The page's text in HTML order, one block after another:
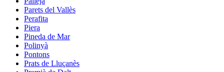
Parets del Vallès
Perafita
Piera
Pineda de Mar
Polinyà
Pontons
Prats de Lluçanès